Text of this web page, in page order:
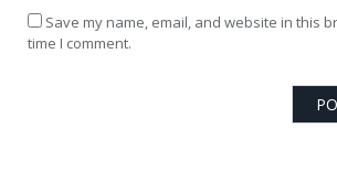
Save my name, email, and website in this
time I comment.